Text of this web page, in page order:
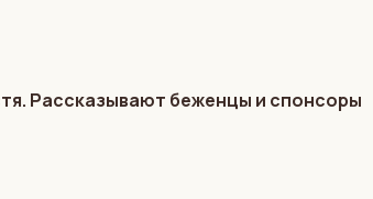
Рассказывают беженцы и спонсоры